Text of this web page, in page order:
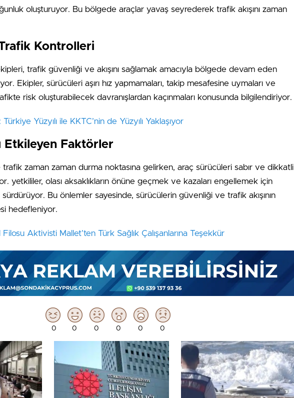
oluşturuyor. Bu bölgede araçlar yavaş seyrederek trafik akışını zaman
Kontrolleri
trafik güvenliği ve akışını sağlamak amacıyla bölgede devam eden
Ekipler, sürücüleri aşırı hız yapmamaları, takip mesafesine uymaları ve
risk oluşturabilecek davranışlardan kaçınmaları konusunda bilgilendiriyor.
Türkiye Yüzyılı ile KKTC’nin de Yüzyılı Yaklaşıyor
Etkileyen Faktörler
zaman zaman durma noktasına gelirken, araç sürücüleri sabır ve dikkatli
yetkililer, olası aksaklıkların önüne geçmek ve kazaları engellemek için
Bu önlemler sayesinde, sürücülerin güvenliği ve trafik akışının
hedefleniyor.
Filosu Aktivisti Mallet’ten Türk Sağlık Çalışanlarına Teşekkür
0 0 0 0 0 0